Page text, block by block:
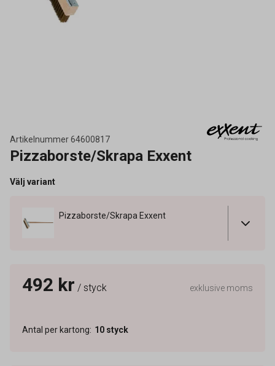
Artikelnummer64600817
Pizzaborste/Skrapa Exxent
Välj variant
Pizzaborste/Skrapa Exxent
492 kr / styck exklusive moms
Antal per kartong: 10 styck